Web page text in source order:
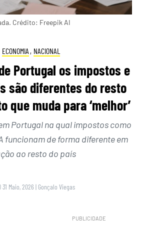
Crédito: Freepik AI
ECONOMIA , NACIONAL
Portugal os impostos e
são diferentes do resto
que muda para ‘melhor’
Portugal na qual impostos como
funcionam de forma diferente em
ao resto do país
Maio, 2026 | Gonçalo Viegas